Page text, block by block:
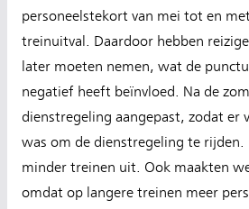
personeelstekort van mei tot en
treinuitval. Daardoor hebben
later moeten nemen, wat de
negatief heeft beïnvloed. Na de
dienstregeling aangepast, zodat er
was om de dienstregeling te rijden.
minder treinen uit. Ook maakten
omdat op langere treinen meer